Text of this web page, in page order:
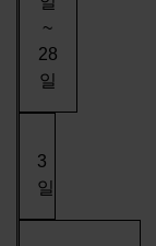
~
28
일
3
일